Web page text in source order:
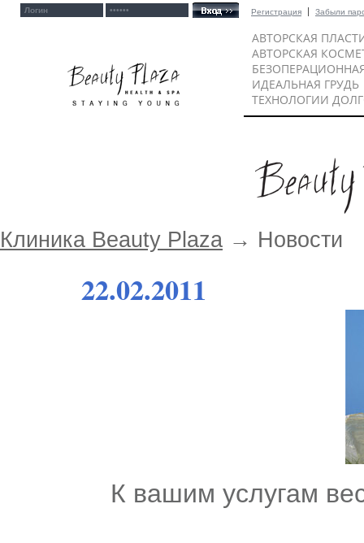
Регистрация Забыли
АВТОРСКАЯ
АВТОРСКАЯ
ИДЕАЛЬНАЯ ГРУДЬ
ТЕХНОЛОГИИ
Клиника Beauty Plaza → Новости
22.02.2011
К вашим услугам